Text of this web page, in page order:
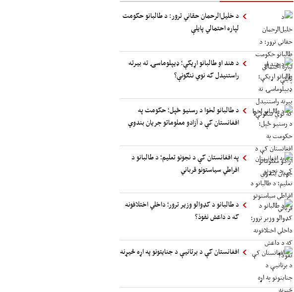
د خلیل‌الرحمان حقاني ترور: د طالبانو حکومت
لپاره احتمالي پایلې
د هند او طالبانو اړیکې؛ ډیپلوماسۍ ته بیرته
راستنیدل که نوي ننګونې؟
د طالبانو لخوا د رسنیو ځپل؛ حکومت په
افغانستان کې د آزادو معلوماتو جریان بندوي
په افغانستان کې د نجونو تعلیم؛ د طالبانو د
افراطي سیاستونو قرباني
د طالبانو د کډوالو وزیر ترور؛ داخلي اختلافونه
که د داعش نفوذ؟
افغانستان کې د برتانیې د جنایتونو په اړه څیړنه